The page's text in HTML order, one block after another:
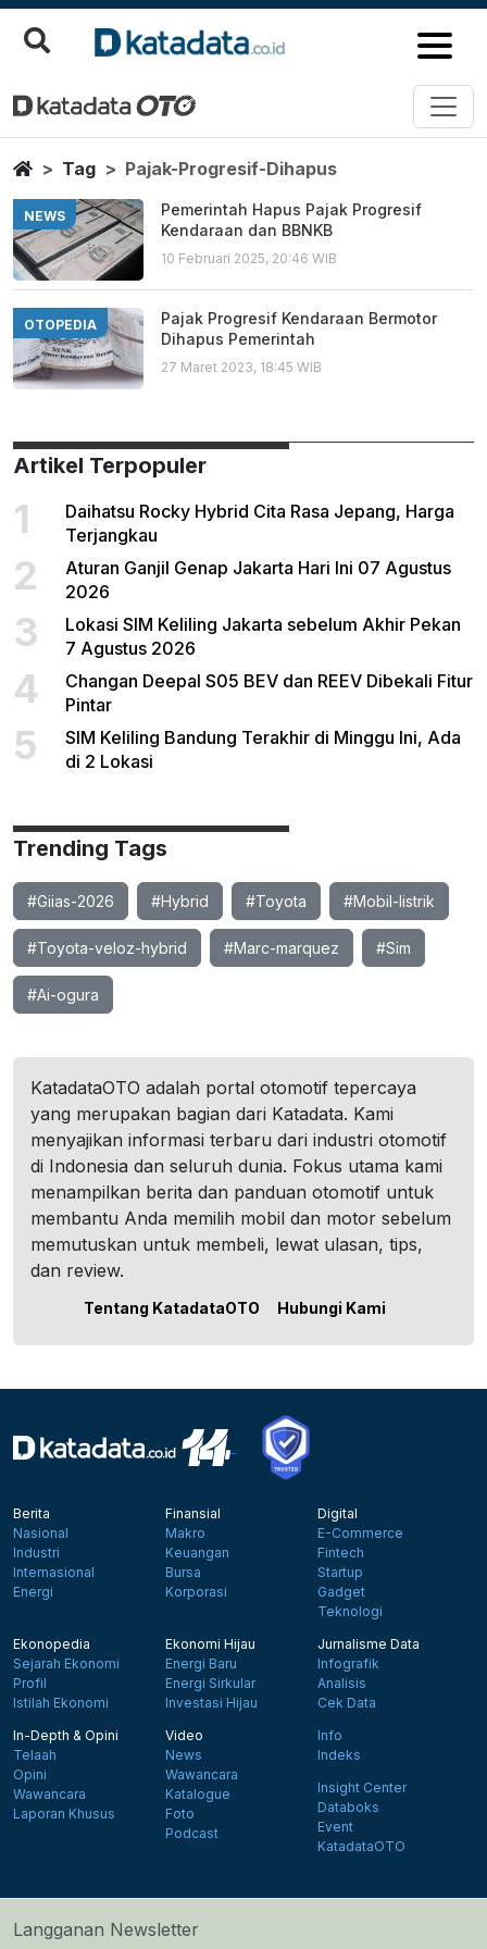
Pajak Progresif Dihapus
Berita Terbaru
HomeTag Pajak-Progresif-Dihapus
NEWS
Pemerintah Hapus Pajak Progresif
Kendaraan dan BBNKB
10 Februari 2025, 20:46 WIB
OTOPEDIA
Pajak Progresif Kendaraan Bermotor
Dihapus Pemerintah
27 Maret 2023, 18:45 WIB
Artikel Terpopuler
1
Daihatsu Rocky Hybrid Cita Rasa Jepang, Harga
Terjangkau
2
Aturan Ganjil Genap Jakarta Hari Ini 07 Agustus
2026
3
Lokasi SIM Keliling Jakarta sebelum Akhir Pekan
7 Agustus 2026
4
Changan Deepal S05 BEV dan REEV Dibekali Fitur
Pintar
5
SIM Keliling Bandung Terakhir di Minggu Ini, Ada
di 2 Lokasi
Trending Tags
#Giias-2026 #Hybrid #Toyota #Mobil-listrik
#Toyota-veloz-hybrid #Marc-marquez #Sim
#Ai-ogura
KatadataOTO adalah portal otomotif tepercaya
yang merupakan bagian dari Katadata. Kami
menyajikan informasi terbaru dari industri otomotif
di Indonesia dan seluruh dunia. Fokus utama kami
menampilkan berita dan panduan otomotif untuk
membantu Anda memilih mobil dan motor sebelum
memutuskan untuk membeli, lewat ulasan, tips,
dan review.
Tentang KatadataOTO Hubungi Kami
Berita
Nasional
Industri
Internasional
Energi
Finansial
Makro
Keuangan
Bursa
Korporasi
Digital
E-Commerce
Fintech
Startup
Gadget
Teknologi
Ekonopedia
Sejarah Ekonomi
Profil
Istilah Ekonomi
Ekonomi Hijau
Energi Baru
Energi Sirkular
Investasi Hijau
Jurnalisme Data
Infografik
Analisis
Cek Data
In-Depth & Opini
Telaah
Opini
Wawancara
Laporan Khusus
Video
News
Wawancara
Katalogue
Foto
Podcast
Info
Indeks
Insight Center
Databoks
Event
KatadataOTO
Langganan Newsletter